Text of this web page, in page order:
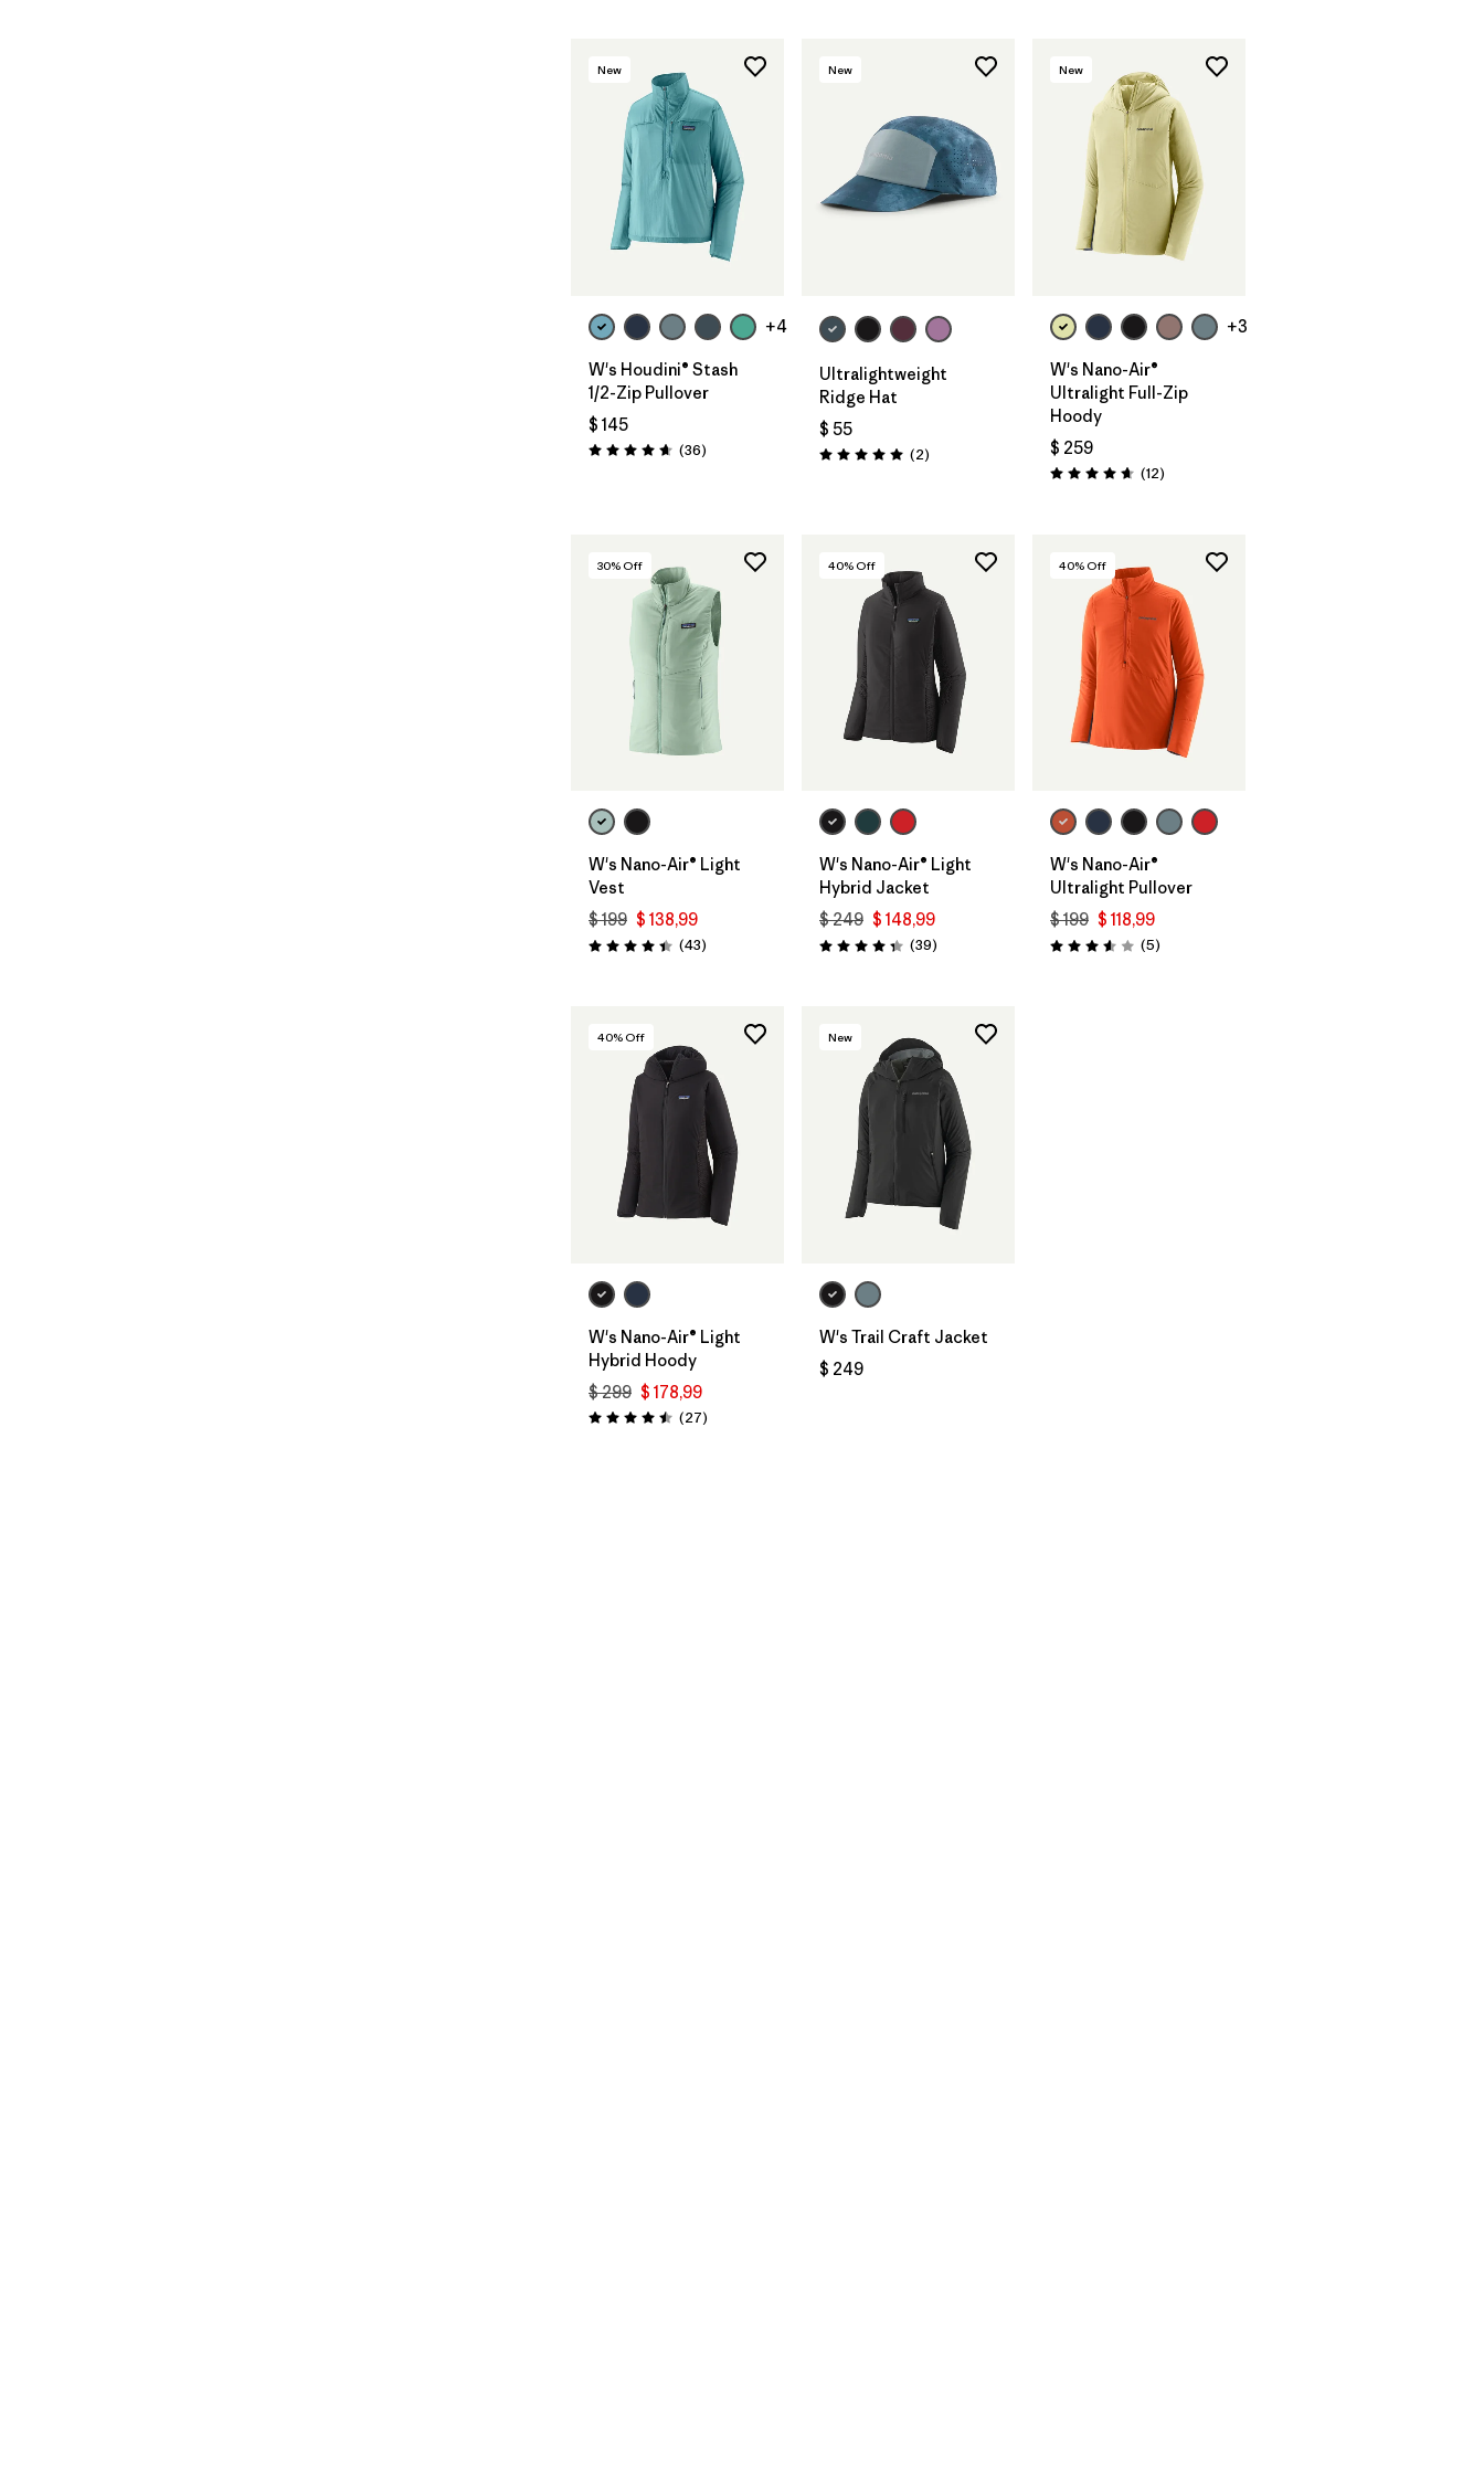
New
+4
W's Houdini® Stash
1/2-Zip Pullover
$ 145
Valoración: 4.7 / 5
(36Comentarios
)
New
Ultralightweight
Ridge Hat
$ 55
Valoración: 5.0 / 5
(2Comentarios
)
New
+3
W's Nano-Air®
Ultralight Full-Zip
Hoody
$ 259
Valoración: 4.7 / 5
(12Comentarios
)
30% Off
W's Nano-Air® Light
Vest
$ 199 $ 138,99
Valoración: 4.4 / 5
(43Comentarios
)
40% Off
W's Nano-Air® Light
Hybrid Jacket
$ 249 $ 148,99
Valoración: 4.3 / 5
(39Comentarios
)
40% Off
W's Nano-Air®
Ultralight Pullover
$ 199 $ 118,99
Valoración: 3.6 / 5
(5Comentarios
)
40% Off
W's Nano-Air® Light
Hybrid Hoody
$ 299 $ 178,99
Valoración: 4.5 / 5
(27Comentarios
)
New
W's Trail Craft Jacket
$ 249